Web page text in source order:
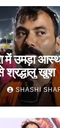
में उमड़ा
श्रद्धालु खुश
SHASHI